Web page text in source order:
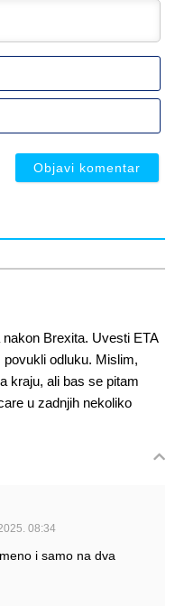
Brexita. Uvesti ETA
odluku. Mislim,
kraju, ali bas se pitam
u zadnjih nekoliko
08:34
i samo na dva